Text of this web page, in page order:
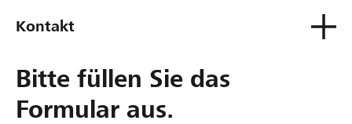
Kontakt
Bitte füllen Sie das
Formular aus.